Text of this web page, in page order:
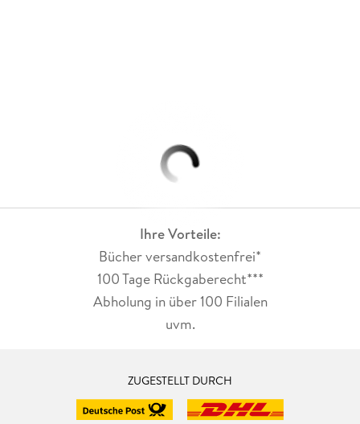
Ihre Vorteile:
Bücher versandkostenfrei*
100 Tage Rückgaberecht***
Abholung in über 100 Filialen
uvm.
ZUGESTELLT DURCH